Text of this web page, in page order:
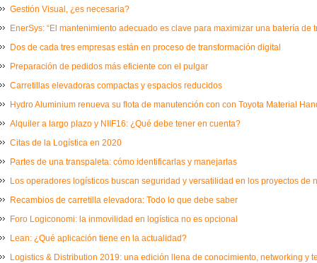
Gestión Visual, ¿es necesaria?
EnerSys: “El mantenimiento adecuado es clave para maximizar una batería de
Dos de cada tres empresas están en proceso de transformación digital
Preparación de pedidos más eficiente con el pulgar
Carretillas elevadoras compactas y espacios reducidos
Hydro Aluminium renueva su flota de manutención con con Toyota Material
Alquiler a largo plazo y NIIF16: ¿Qué debe tener en cuenta?
Citas de la Logística en 2020
Partes de una transpaleta: cómo identificarlas y manejarlas
Los operadores logísticos buscan seguridad y versatilidad en los proyectos de
Recambios de carretilla elevadora: Todo lo que debe saber
Foro Logiconomi: la inmovilidad en logística no es opcional
Lean: ¿Qué aplicación tiene en la actualidad?
Logistics & Distribution 2019: una edición llena de conocimiento, networking y